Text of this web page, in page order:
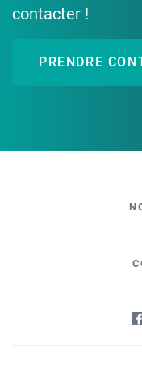
contacter !
PRENDRE